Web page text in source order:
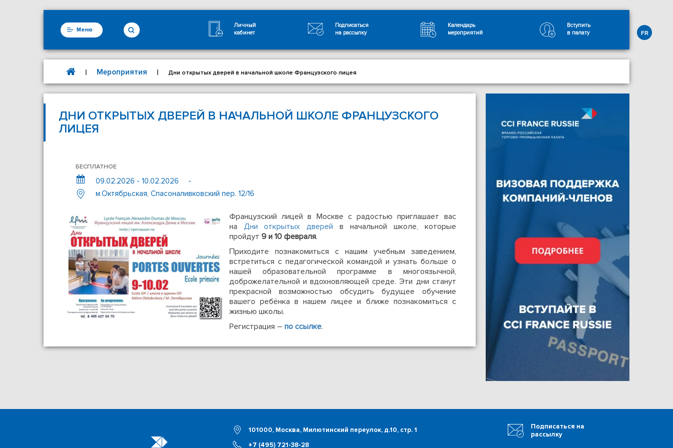
Меню
Личный
кабинет
Подписаться
на рассылку
Календарь
мероприятий
Вступить
в палату
FR
| Мероприятия | Дни открытых дверей в начальной школе Французского лицея
ДНИ ОТКРЫТЫХ ДВЕРЕЙ В НАЧАЛЬНОЙ ШКОЛЕ ФРАНЦУЗСКОГО
ЛИЦЕЯ
БЕСПЛАТНОЕ
09.02.2026 - 10.02.2026
-
м.Октябрьская, Спасоналивковский пер. 12/16
Французский лицей в Москве с радостью приглашает вас
на Дни открытых дверейв начальной школе, которые
пройдут 9 и 10 февраля.
Приходите познакомиться с нашим учебным заведением,
встретиться с педагогической командой и узнать больше о
нашей образовательной программе в многоязычной,
доброжелательной и вдохновляющей среде. Эти дни станут
прекрасной возможностью обсудить будущее обучение
вашего ребёнка в нашем лицее и ближе познакомиться с
жизнью школы.
Регистрация – по ссылке.
101000, Москва, Милютинский переулок, д.10, стр. 1
+7 (495) 721-38-28
Подписаться на
рассылку